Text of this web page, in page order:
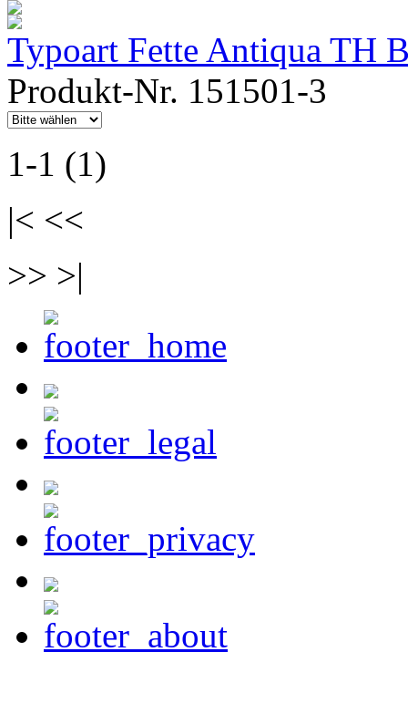
Typoart Fette Antiqua TH
Produkt-Nr. 151501-3
1-1 (1)
|< <<
>> >|